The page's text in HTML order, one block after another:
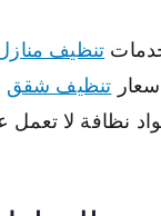
تنظيف
تنظيف شقق
نظافة لا